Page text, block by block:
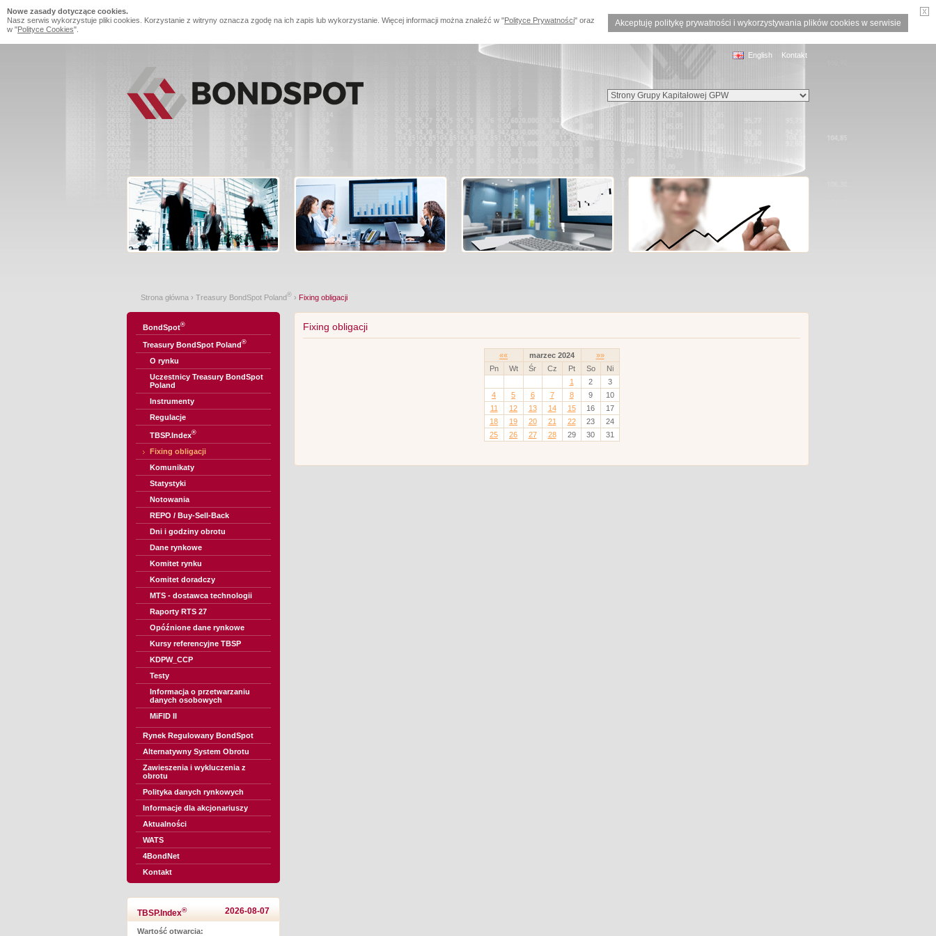
Akceptuję politykę prywatności i wykorzystywania plików cookies w serwisie
Nowe zasady dotyczące cookies.
Nasz serwis wykorzystuje pliki cookies. Korzystanie z witryny oznacza zgodę na ich zapis lub wykorzystanie. Więcej informacji można znaleźć w "Polityce Prywatności" oraz
w "Polityce Cookies".
English Kontakt
Strona główna › Treasury BondSpot Poland® › Fixing obligacji
BondSpot®
Treasury BondSpot Poland®
O rynku
Uczestnicy Treasury BondSpot
Poland
Instrumenty
Regulacje
TBSP.Index®
Fixing obligacji
Komunikaty
Statystyki
Notowania
REPO / Buy-Sell-Back
Dni i godziny obrotu
Dane rynkowe
Komitet rynku
Komitet doradczy
MTS - dostawca technologii
Raporty RTS 27
Opóźnione dane rynkowe
Kursy referencyjne TBSP
KDPW_CCP
Testy
Informacja o przetwarzaniu
danych osobowych
MiFID II
Rynek Regulowany BondSpot
Alternatywny System Obrotu
Zawieszenia i wykluczenia z
obrotu
Polityka danych rynkowych
Informacje dla akcjonariuszy
Aktualności
WATS
4BondNet
Kontakt
TBSP.Index® 2026-08-07
Wartość otwarcia:
Fixing obligacji
«« marzec 2024
»»
Pn
Wt Śr Cz Pt So
Ni
1
2
3
4
5 6 7 8 9
10
11
12 13 14 15 16
17
18
19 20 21 22 23
24
25
26 27 28 29 30 31